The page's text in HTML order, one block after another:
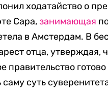
ходатайство о
Сара,занимающая
в Амстердам. В
отца, утверждая,
готово
суть